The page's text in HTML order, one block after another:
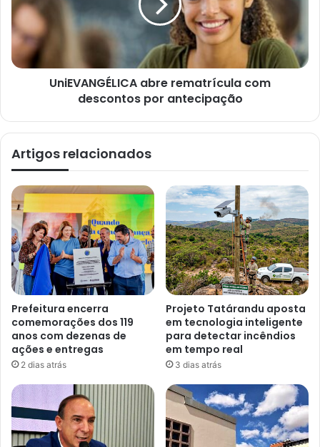
UniEVANGÉLICA abre rematrícula com
descontos por antecipação
Artigos relacionados
Prefeitura encerra
comemorações dos 119
anos com dezenas de
ações e entregas
2 dias atrás
Projeto Tatárandu aposta
em tecnologia inteligente
para detectar incêndios
em tempo real
3 dias atrás